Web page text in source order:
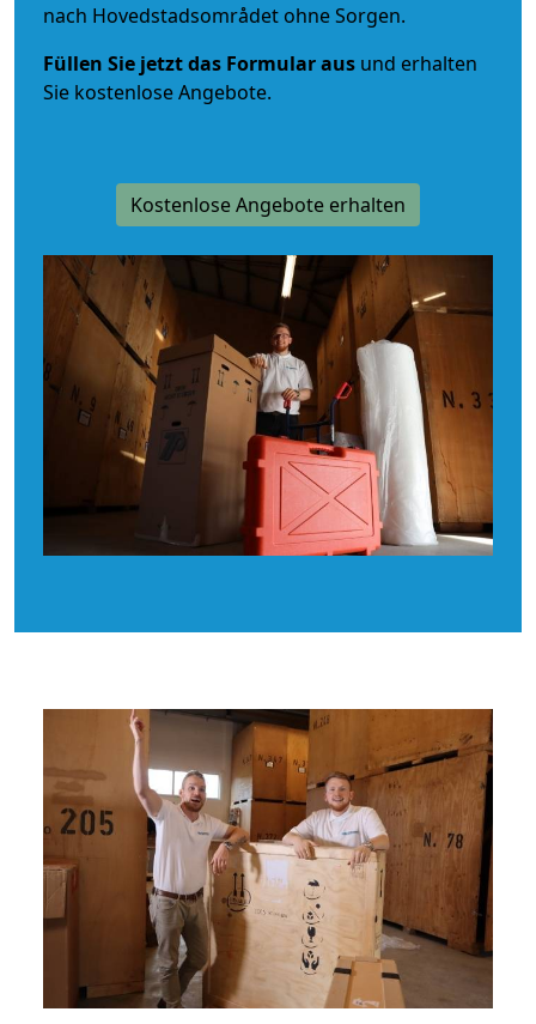
nach Hovedstadsområdet ohne Sorgen.
Füllen Sie jetzt das Formular aus und erhalten
Sie kostenlose Angebote.
Kostenlose Angebote erhalten